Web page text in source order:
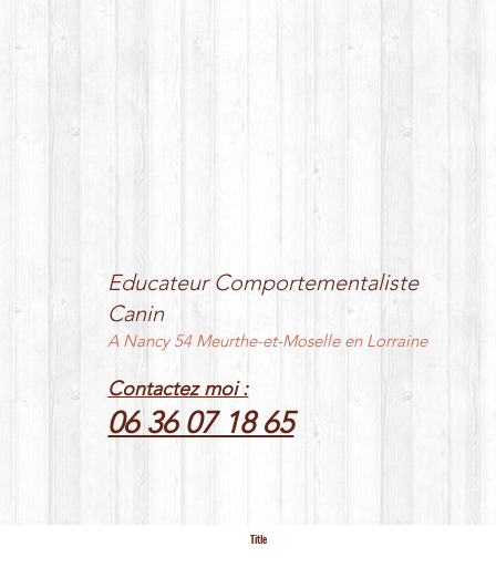
Educateur Comportementaliste
Canin
A Nancy 54 Meurthe-et-Moselle en Lorraine
Contactez moi :
06 36 07 18 65
Title